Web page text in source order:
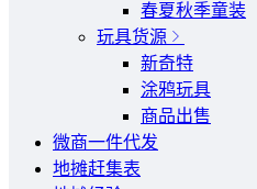
春夏秋季童装
玩具货源
新奇特
涂鸦玩具
商品出售
微商一件代发
地摊赶集表